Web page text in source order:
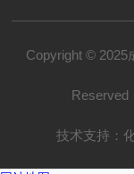
Copyright © 2025
技术支持：